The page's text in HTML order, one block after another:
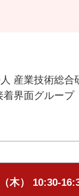
人 産業技術総
着界面グルー
木） 10:30-